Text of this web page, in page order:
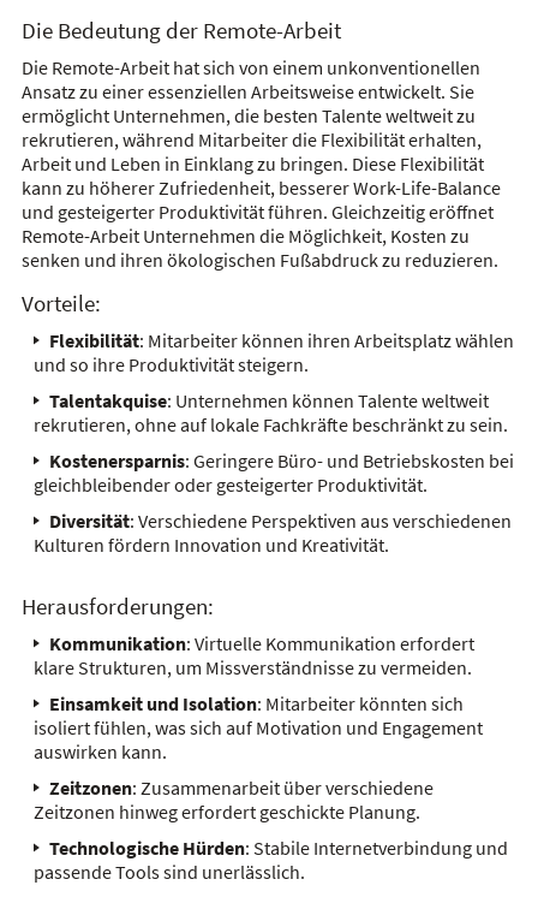
Die Bedeutung der Remote-Arbeit
Die Remote-Arbeit hat sich von einem unkonventionellen
Ansatz zu einer essenziellen Arbeitsweise entwickelt. Sie
ermöglicht Unternehmen, die besten Talente weltweit zu
rekrutieren, während Mitarbeiter die Flexibilität erhalten,
Arbeit und Leben in Einklang zu bringen. Diese Flexibilität
kann zu höherer Zufriedenheit, besserer Work-Life-Balance
und gesteigerter Produktivität führen. Gleichzeitig eröffnet
Remote-Arbeit Unternehmen die Möglichkeit, Kosten zu
senken und ihren ökologischen Fußabdruck zu reduzieren.
Vorteile:
Flexibilität: Mitarbeiter können ihren Arbeitsplatz wählen
und so ihre Produktivität steigern.
Talentakquise: Unternehmen können Talente weltweit
rekrutieren, ohne auf lokale Fachkräfte beschränkt zu sein.
Kostenersparnis: Geringere Büro- und Betriebskosten bei
gleichbleibender oder gesteigerter Produktivität.
Diversität: Verschiedene Perspektiven aus verschiedenen
Kulturen fördern Innovation und Kreativität.
Herausforderungen:
Kommunikation: Virtuelle Kommunikation erfordert
klare Strukturen, um Missverständnisse zu vermeiden.
Einsamkeit und Isolation: Mitarbeiter könnten sich
isoliert fühlen, was sich auf Motivation und Engagement
auswirken kann.
Zeitzonen: Zusammenarbeit über verschiedene
Zeitzonen hinweg erfordert geschickte Planung.
Technologische Hürden: Stabile Internetverbindung und
passende Tools sind unerlässlich.